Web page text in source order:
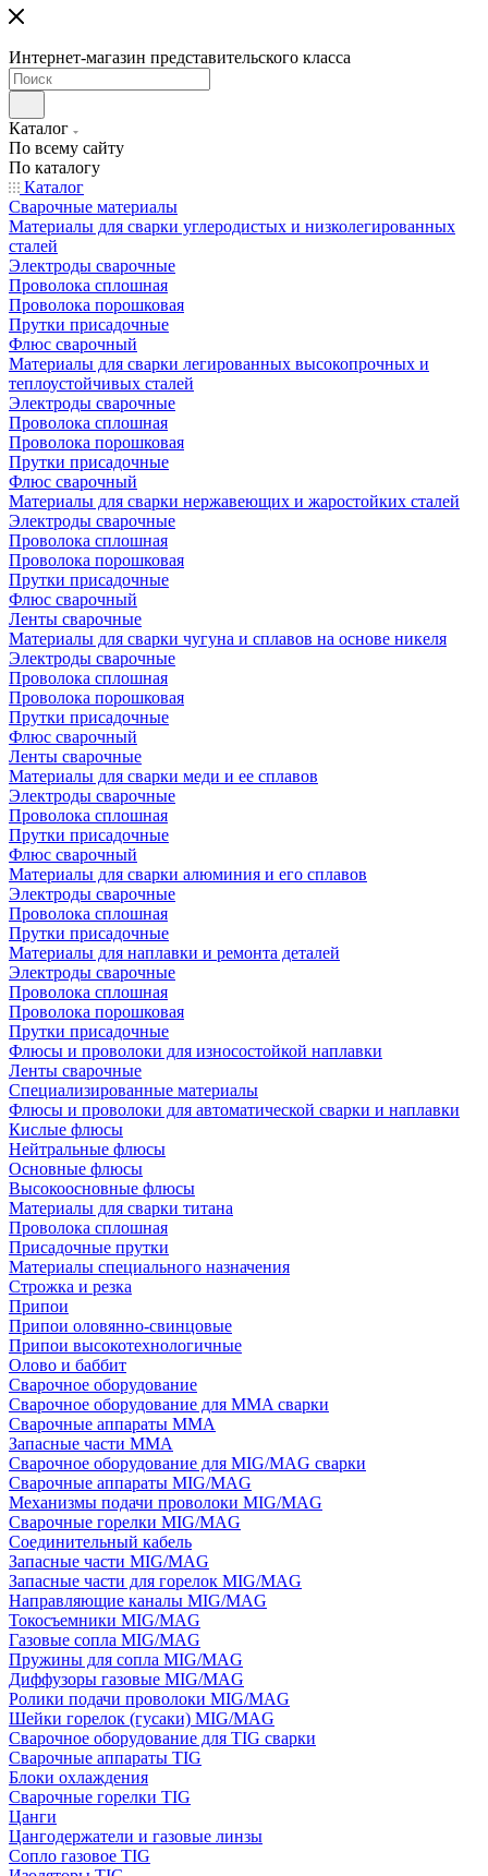
Интернет-магазин представительского класса
Каталог
По всему сайту
По каталогу
Каталог
Сварочные материалы
Материалы для сварки углеродистых и низколегированных
сталей
Электроды сварочные
Проволока сплошная
Проволока порошковая
Прутки присадочные
Флюс сварочный
Материалы для сварки легированных высокопрочных и
теплоустойчивых сталей
Электроды сварочные
Проволока сплошная
Проволока порошковая
Прутки присадочные
Флюс сварочный
Материалы для сварки нержавеющих и жаростойких сталей
Электроды сварочные
Проволока сплошная
Проволока порошковая
Прутки присадочные
Флюс сварочный
Ленты сварочные
Материалы для сварки чугуна и сплавов на основе никеля
Электроды сварочные
Проволока сплошная
Проволока порошковая
Прутки присадочные
Флюс сварочный
Ленты сварочные
Материалы для сварки меди и ее сплавов
Электроды сварочные
Проволока сплошная
Прутки присадочные
Флюс сварочный
Материалы для сварки алюминия и его сплавов
Электроды сварочные
Проволока сплошная
Прутки присадочные
Материалы для наплавки и ремонта деталей
Электроды сварочные
Проволока сплошная
Проволока порошковая
Прутки присадочные
Флюсы и проволоки для износостойкой наплавки
Ленты сварочные
Специализированные материалы
Флюсы и проволоки для автоматической сварки и наплавки
Кислые флюсы
Нейтральные флюсы
Основные флюсы
Высокоосновные флюсы
Материалы для сварки титана
Проволока сплошная
Присадочные прутки
Материалы специального назначения
Строжка и резка
Припои
Припои оловянно-свинцовые
Припои высокотехнологичные
Олово и баббит
Сварочное оборудование
Сварочное оборудование для MMA сварки
Сварочные аппараты MMA
Запасные части MMA
Сварочное оборудование для MIG/MAG сварки
Сварочные аппараты MIG/MAG
Механизмы подачи проволоки MIG/MAG
Сварочные горелки MIG/MAG
Соединительный кабель
Запасные части MIG/MAG
Запасные части для горелок MIG/MAG
Направляющие каналы MIG/MAG
Токосъемники MIG/MAG
Газовые сопла MIG/MAG
Пружины для сопла MIG/MAG
Диффузоры газовые MIG/MAG
Ролики подачи проволоки MIG/MAG
Шейки горелок (гусаки) MIG/MAG
Сварочное оборудование для TIG сварки
Сварочные аппараты TIG
Блоки охлаждения
Сварочные горелки TIG
Цанги
Цангодержатели и газовые линзы
Сопло газовое TIG